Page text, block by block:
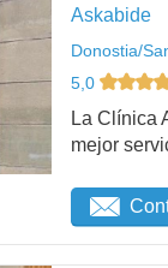
Askabide
Donostia/
5,0
La Clínica
mejor